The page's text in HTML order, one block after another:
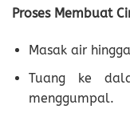
Proses Membuat
Masak air
Tuang ke
menggumpal.